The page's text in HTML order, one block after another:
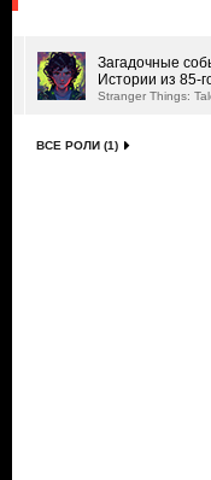
Загадочные
Истории из 85-
Stranger Things:
ВСЕ РОЛИ (1)